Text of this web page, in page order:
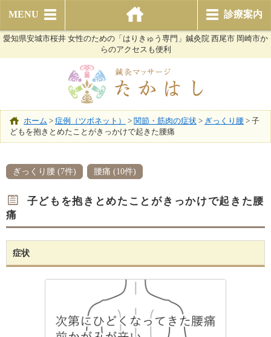
MENU 診療案内
愛知県安城市桜井 女性のための「はりきゅう専門」鍼灸院 西尾市 岡崎市か
らのアクセスも便利
ホーム > 症例（ツボネット） > 関節・筋肉の症状 > ぎっくり腰 > 子
どもを抱きとめたことがきっかけで起きた腰痛
ぎっくり腰 (7件) 腰痛 (10件)
子どもを抱きとめたことがきっかけで起きた腰
痛
症状